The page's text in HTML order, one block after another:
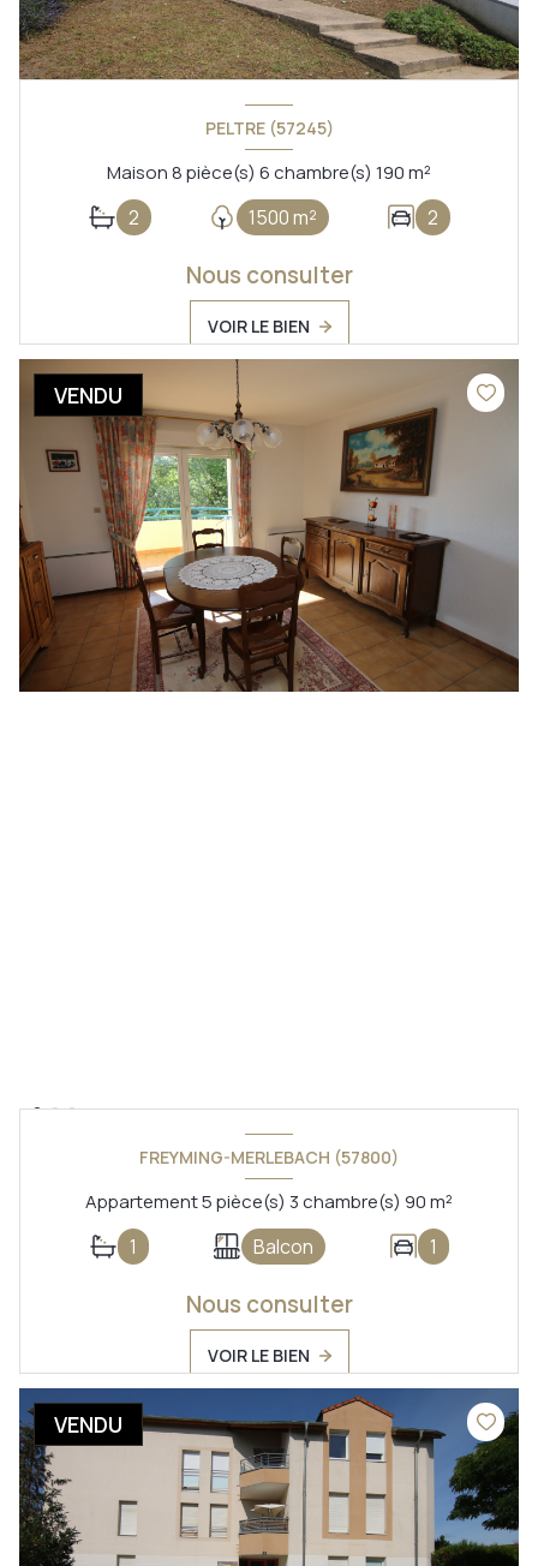
PELTRE (57245)
Maison 8 pièce(s) 6 chambre(s) 190 m²
2 1500 m² 2
Nous consulter
VOIR LE BIEN
VENDU
FREYMING-MERLEBACH (57800)
Appartement 5 pièce(s) 3 chambre(s) 90 m²
1 Balcon 1
Nous consulter
VOIR LE BIEN
VENDU